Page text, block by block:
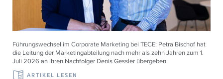
Führungswechsel im Corporate Marketing bei TECE: Petra Bischof hat
die Leitung der Marketingabteilung nach mehr als zehn Jahren zum 1.
Juli 2026 an ihren Nachfolger Denis Gessler übergeben.
ARTIKEL LESEN